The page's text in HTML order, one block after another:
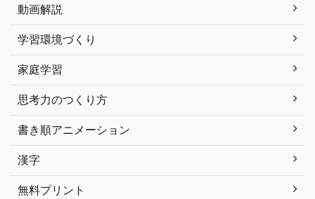
動画解説
学習環境づくり
家庭学習
思考力のつくり方
書き順アニメーション
漢字
無料プリント